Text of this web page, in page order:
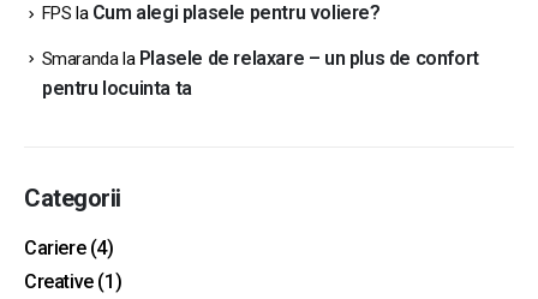
FPS la Cum alegi plasele pentru voliere?
Smarandala Plasele de relaxare – un plus de confort
pentru locuinta ta
Categorii
Cariere(4)
Creative(1)